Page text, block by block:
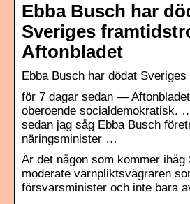
Ebba Busch har
Sveriges
Aftonbladet
Ebba Busch har dödat
för 7 dagar sedan —
oberoende socialdemokratisk.
sedan jag såg Ebba Busch
näringsminister …
Är det någon som kommer ihåg
moderate värnpliktsvägraren
försvarsminister och inte bara